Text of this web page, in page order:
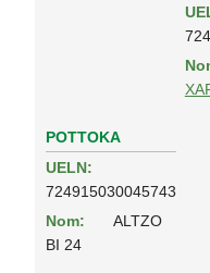
POTTOKA
UELN:
724915030045743
Nom:
ALTZO
BI 24